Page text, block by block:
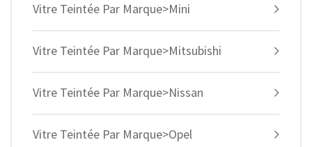
Vitre Teintée Par Marque>Mini
Vitre Teintée Par Marque>Mitsubishi
Vitre Teintée Par Marque>Nissan
Vitre Teintée Par Marque>Opel